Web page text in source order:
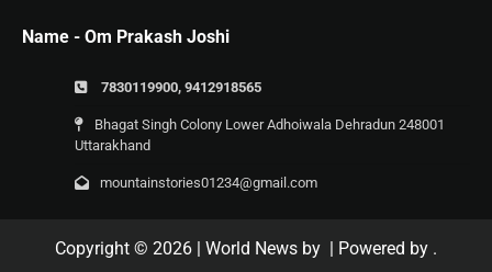
Name - Om Prakash Joshi
7830119900, 9412918565
Bhagat Singh Colony Lower Adhoiwala Dehradun 248001
Uttarakhand
mountainstories01234@gmail.com
Copyright © 2026 | World News by | Powered by .